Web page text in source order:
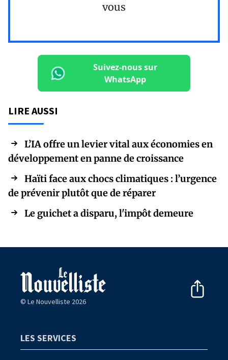
vous
Suivez-nous sur
WhatsApp
LIRE AUSSI
L’IA offre un levier vital aux économies en
développement en panne de croissance
Haïti face aux chocs climatiques : l’urgence
de prévenir plutôt que de réparer
Le guichet a disparu, l'impôt demeure
© Le Nouvelliste 2026
LES SERVICES